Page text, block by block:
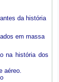
da história
em massa
na história dos
aéreo.